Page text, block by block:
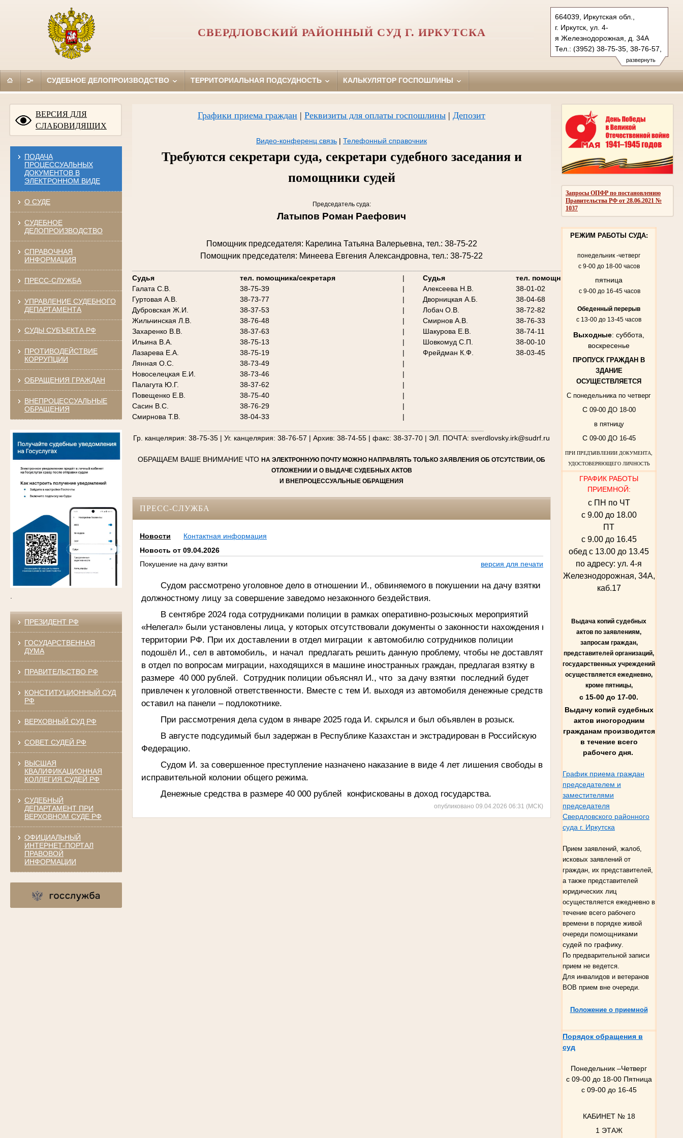
развернуть
664039, Иркутская обл.,
г. Иркутск, ул. 4-
я Железнодорожная, д. 34A
Тел.: (3952) 38-75-35, 38-76-57,
38-37-70 (ф.)
sverdlovsky.irk@sudrf.ru
СВЕРДЛОВСКИЙ РАЙОННЫЙ СУД Г. ИРКУТСКА
СУДЕБНОЕ ДЕЛОПРОИЗВОДСТВО ТЕРРИТОРИАЛЬНАЯ ПОДСУДНОСТЬ КАЛЬКУЛЯТОР ГОСПОШЛИНЫ
ВЕРСИЯ ДЛЯ
СЛАБОВИДЯЩИХ
ПОДАЧА
ПРОЦЕССУАЛЬНЫХ
ДОКУМЕНТОВ В
ЭЛЕКТРОННОМ ВИДЕ
О СУДЕ
СУДЕБНОЕ
ДЕЛОПРОИЗВОДСТВО
СПРАВОЧНАЯ
ИНФОРМАЦИЯ
ПРЕСС-СЛУЖБА
УПРАВЛЕНИЕ СУДЕБНОГО
ДЕПАРТАМЕНТА
СУДЫ СУБЪЕКТА РФ
ПРОТИВОДЕЙСТВИЕ
КОРРУПЦИИ
ОБРАЩЕНИЯ ГРАЖДАН
ВНЕПРОЦЕССУАЛЬНЫЕ
ОБРАЩЕНИЯ
ПРЕЗИДЕНТ РФ
ГОСУДАРСТВЕННАЯ
ДУМА
ПРАВИТЕЛЬСТВО РФ
КОНСТИТУЦИОННЫЙ СУД
РФ
ВЕРХОВНЫЙ СУД РФ
СОВЕТ СУДЕЙ РФ
ВЫСШАЯ
КВАЛИФИКАЦИОННАЯ
КОЛЛЕГИЯ СУДЕЙ РФ
СУДЕБНЫЙ
ДЕПАРТАМЕНТ ПРИ
ВЕРХОВНОМ СУДЕ РФ
ОФИЦИАЛЬНЫЙ
ИНТЕРНЕТ-ПОРТАЛ
ПРАВОВОЙ
ИНФОРМАЦИИ
Запросы ОПФР по постановлению
Правительства РФ от 28.06.2021 №
1037
РЕЖИМ РАБОТЫ СУДА:
понедельник -четверг
с 9-00 до 18-00 часов
пятница
с 9-00 до 16-45 часов
Обеденный перерыв
с 13-00 до 13-45 часов
Выходные: суббота,
воскресенье
ПРОПУСК ГРАЖДАН В
ЗДАНИЕ
ОСУЩЕСТВЛЯЕТСЯ
С понедельника по четверг
С09-00 ДО 18-00
в пятницу
С09-00 ДО 16-45
ПРИ ПРЕДЪЯВЛЕНИИ ДОКУМЕНТА,
УДОСТОВЕРЯЮЩЕГО ЛИЧНОСТЬ
ГРАФИК РАБОТЫ
ПРИЕМНОЙ:
с ПН по ЧТ
с 9.00 до 18.00
ПТ
с 9.00 до 16.45
обед с 13.00 до 13.45
по адресу: ул. 4-я
Железнодорожная, 34А,
каб.17
Выдача копий судебных
актов по заявлениям,
запросам граждан,
представителей организаций,
государственных учреждений
осуществляется ежедневно,
кроме пятницы,
с 15-00 до 17-00.
Выдачу копий судебных
актов иногородним
гражданам производится
в течение всего
рабочего дня.
График приема граждан
председателем и
заместителями
председателя
Свердловского районного
суда г. Иркутска
Прием заявлений, жалоб,
исковых заявлений от
граждан, их представителей,
а также представителей
юридических лиц
осуществляется ежедневно в
течение всего рабочего
времени в порядке живой
очереди помощниками
судей по графику
По предварительной записи
прием не ведется.
Для инвалидов и ветеранов
ВОВ прием вне очереди.
Положение о приемной
Порядок обращения в
суд
Понедельник –Четверг
с 09-00 до 18-00 Пятница
с 09-00 до 16-45
КАБИНЕТ № 18
1 ЭТАЖ
Графики приема граждан | Реквизиты для оплаты госпошлины | Депозит
Видео-конференц связь | Телефонный справочник
Требуются секретари суда, секретари судебного заседания и
помощники судей
Председатель суда:
Латыпов Роман Раефович
Помощник председателя: Карелина Татьяна Валерьевна, тел.: 38-75-22
Помощник председателя: Минеева Евгения Александровна, тел.: 38-75-22
Судья
тел. помощника/секретаря | Судья
тел. помощника/секретаря
Галата С.В.
38-75-39 | Алексеева Н.В.
38-01-02
Гуртовая А.В.
38-73-77 | Дворницкая А.Б.
38-04-68
Дубровская Ж.И.
38-37-53 | Лобач О.В.
38-72-82
Жильчинская Л.В.
38-76-48 | Смирнов А.В.
38-76-33
Захаренко В.В.
38-37-63 | Шакурова Е.В.
38-74-11
Ильина В.А.
38-75-13 | Шовкомуд С.П.
38-00-10
Лазарева Е.А.
38-75-19 | Фрейдман К.Ф.
38-03-45
Лянная О.С.
38-73-49
|
Новоселецкая Е.И.
38-73-46
|
Палагута Ю.Г.
38-37-62
|
Повещенко Е.В.
38-75-40
|
Сасин В.С.
38-76-29
|
Смирнова Т.В.
38-04-33
|
Гр. канцелярия: 38-75-35 | Уг. канцелярия: 38-76-57 | Архив: 38-74-55 | факс: 38-37-70 | ЭЛ. ПОЧТА: sverdlovsky.irk@sudrf.ru
ОБРАЩАЕМ ВАШЕ ВНИМАНИЕ ЧТО НА ЭЛЕКТРОННУЮ ПОЧТУ МОЖНО НАПРАВЛЯТЬ ТОЛЬКО ЗАЯВЛЕНИЯ ОБ ОТСУТСТВИИ, ОБ
ОТЛОЖЕНИИ И О ВЫДАЧЕ СУДЕБНЫХ АКТОВ
И ВНЕПРОЦЕССУАЛЬНЫЕ ОБРАЩЕНИЯ
ПРЕСС-СЛУЖБА
Новости
Контактная информация
Новость от 09.04.2026
Покушение на дачу взятки
версия для печати
Судом рассмотрено уголовное дело в отношении И., обвиняемого в покушении на дачу взятки
должностному лицу за совершение заведомо незаконного бездействия.
В сентябре 2024 года сотрудниками полиции в рамках оперативно-розыскных мероприятий
«Нелегал» были установлены лица, у которых отсутствовали документы о законности нахождения на
территории РФ. При их доставлении в отдел миграции к автомобилю сотрудников полиции
подошёл И., сел в автомобиль, и начал предлагать решить данную проблему, чтобы не доставлять
в отдел по вопросам миграции, находящихся в машине иностранных граждан, предлагая взятку в
размере 40 000 рублей. Сотрудник полиции объяснял И., что за дачу взятки последний будет
привлечен к уголовной ответственности. Вместе с тем И. выходя из автомобиля денежные средства
оставил на панели – подлокотнике.
При рассмотрения дела судом в январе 2025 года И. скрылся и был объявлен в розыск.
В августе подсудимый был задержан в Республике Казахстан и экстрадирован в Российскую
Федерацию.
Судом И. за совершенное преступление назначено наказание в виде 4 лет лишения свободы в
исправительной колонии общего режима.
Денежные средства в размере 40 000 рублей конфискованы в доход государства.
опубликовано 09.04.2026 06:31 (МСК)